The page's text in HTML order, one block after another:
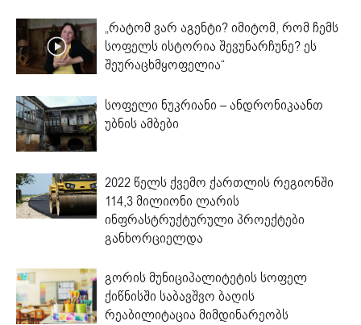
„რატომ ვარ აგენტი? იმიტომ, რომ ჩემს
სოფელს ისტორია შევუნარჩუნე? ეს
შეურაცხმყოფელია“
სოფელი ნუკრიანი – ანდრონიკაანთ
უბნის ამბები
2022 წელს ქვემო ქართლის რეგიონში
114,3 მილიონი ლარის
ინფრასტრუქტურული პროექტები
განხორციელდა
გორის მუნიციპალიტეტის სოფელ
ქიწნისში საბავშვო ბაღის
რეაბილიტაცია მიმდინარეობს